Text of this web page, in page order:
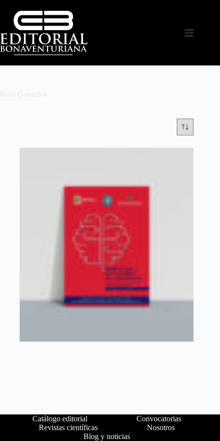
Rosa Gonzáles
Catálogo editorial
Convocatorias
Revistas científicas
Nosotros
Blog y noticias